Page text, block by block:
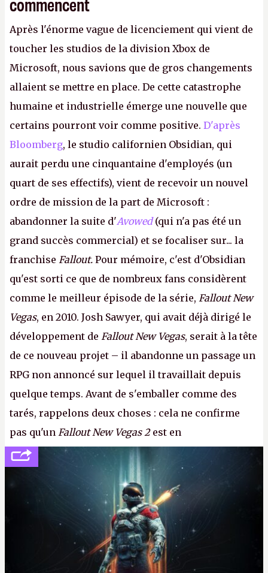
Après l'énorme vague de licenciement qui vient de
toucher les studios de la division Xbox de
Microsoft, nous savions que de gros changements
allaient se mettre en place. De cette catastrophe
humaine et industrielle émerge une nouvelle que
certains pourront voir comme positive. D'après
Bloomberg, le studio californien Obsidian, qui
aurait perdu une cinquantaine d'employés (un
quart de ses effectifs), vient de recevoir un nouvel
ordre de mission de la part de Microsoft :
abandonner la suite d'Avowed(qui n'a pas été un
grand succès commercial) et se focaliser sur... la
franchise Fallout. Pour mémoire, c'est d'Obsidian
qu'est sorti ce que de nombreux fans considèrent
comme le meilleur épisode de la série, Fallout New
Vegas, en 2010. Josh Sawyer, qui avait déjà dirigé le
développement de Fallout New Vegas, serait à la tête
de ce nouveau projet – il abandonne un passage un
RPG non annoncé sur lequel il travaillait depuis
quelque temps. Avant de s'emballer comme des
tarés, rappelons deux choses : cela ne confirme
pas qu'un Fallout New Vegas 2est en
développement (pour ce que l'on sait, ils bossent
peut-être sur
Fallout Football ou
Fallout vs. Les
Lapins Crétins) et l'Obsidian d'aujourd'hui n'est plus
le même studio qu'il y a 15 ans. Mais bon, OK, on
peut commencer à fantasmer.A.